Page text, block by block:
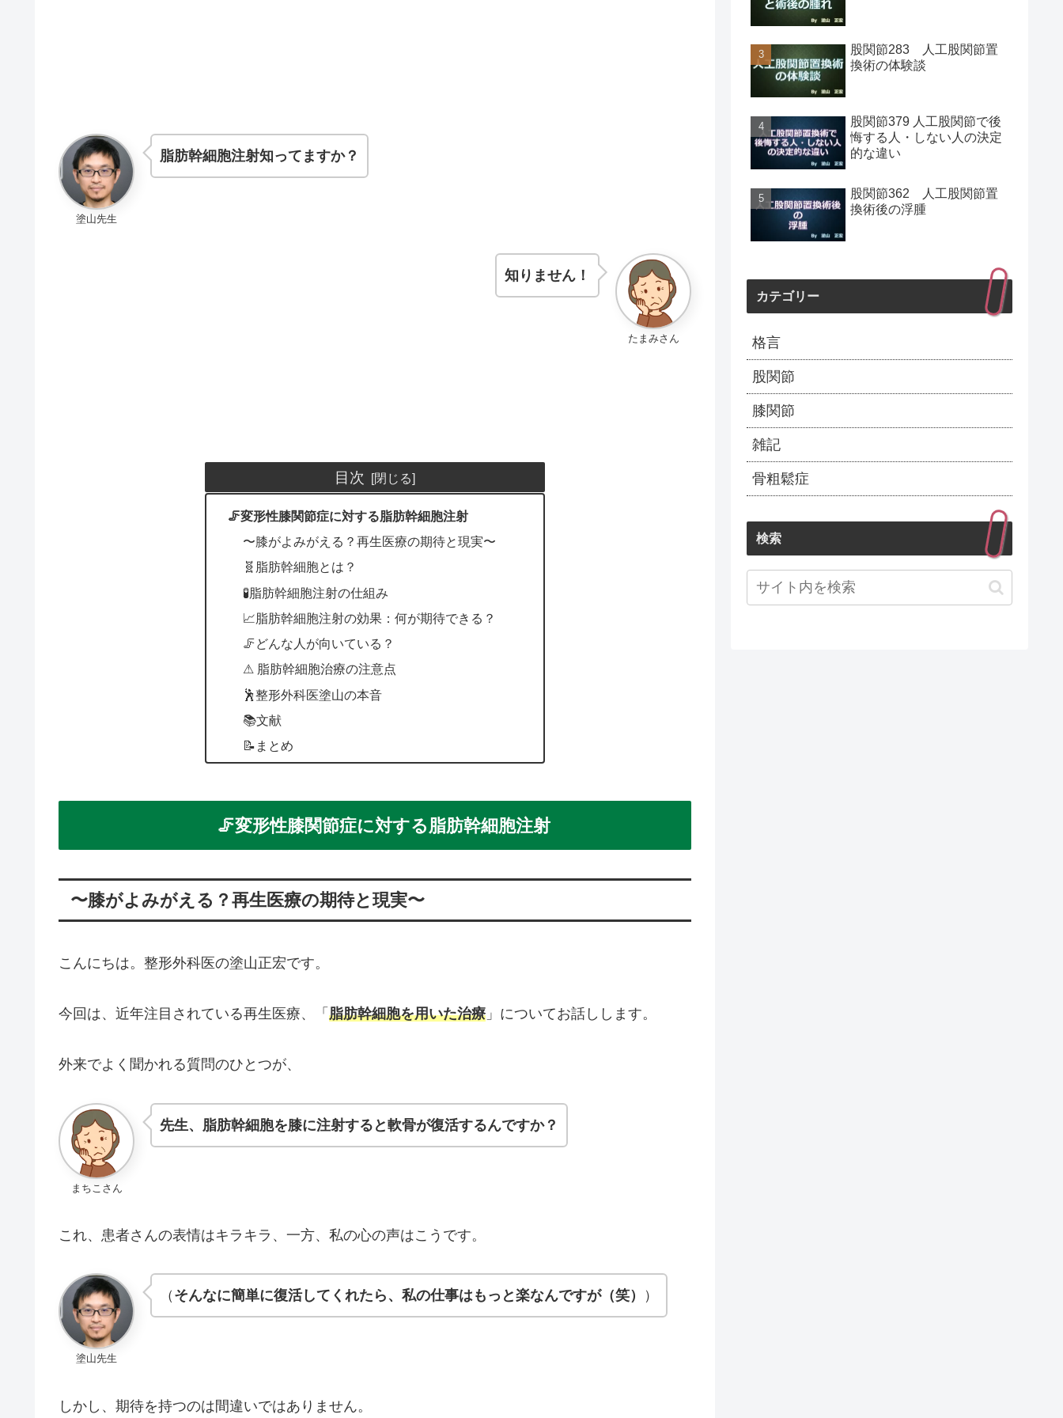
塗山先生
脂肪幹細胞注射知ってますか？
たまみさん
知りません！
目次
🦵変形性膝関節症に対する脂肪幹細胞注射
〜膝がよみがえる？再生医療の期待と現実〜
🧬脂肪幹細胞とは？
🧪脂肪幹細胞注射の仕組み
📈脂肪幹細胞注射の効果：何が期待できる？
🦵どんな人が向いている？
⚠ 脂肪幹細胞治療の注意点
🕺整形外科医塗山の本音
📚文献
📝まとめ
🦵変形性膝関節症に対する脂肪幹細胞注射
〜膝がよみがえる？再生医療の期待と現実〜
こんにちは。整形外科医の塗山正宏です。
今回は、近年注目されている再生医療、「 脂肪幹細胞を用いた治療 」についてお話しします。
外来でよく聞かれる質問のひとつが、
まちこさん
先生、脂肪幹細胞を膝に注射すると軟骨が復活するんですか？
これ、患者さんの表情はキラキラ、一方、私の心の声はこうです。
塗山先生
（ そんなに簡単に復活してくれたら、私の仕事はもっと楽なんですが（笑） ）
しかし、期待を持つのは間違いではありません。
股関節283 人工股関節置
換術の体験談
股関節379 人工股関節で後
悔する人・しない人の決定
的な違い
股関節362 人工股関節置
換術後の浮腫
カテゴリー
格言
股関節
膝関節
雑記
骨粗鬆症
検索